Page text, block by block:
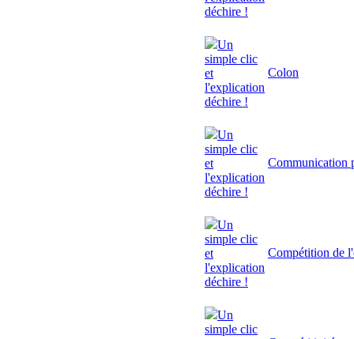
déchire !
Un
simple clic
et
l'explication
déchire !
Colon
Un
simple clic
et
l'explication
déchire !
Communication
Un
simple clic
et
l'explication
déchire !
Compétition de
Un
simple clic